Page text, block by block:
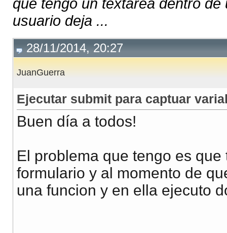
que tengo un textarea dentro
usuario deja ...
28/11/2014, 20:27
JuanGuerra
Ejecutar submit para captuar
Buen día a todos!
El problema que tengo es
formulario y al momento de
una funcion y en ella ejecuto